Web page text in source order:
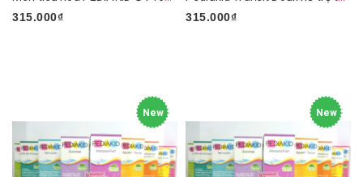
315.000₫
315.000₫
New New